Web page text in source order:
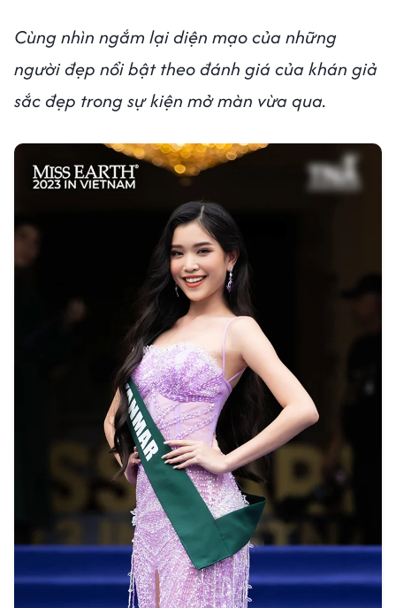
Cùng nhìn ngắm lại diện mạo của những
người đẹp nổi bật theo đánh giá của khán giả
sắc đẹp trong sự kiện mở màn vừa qua.